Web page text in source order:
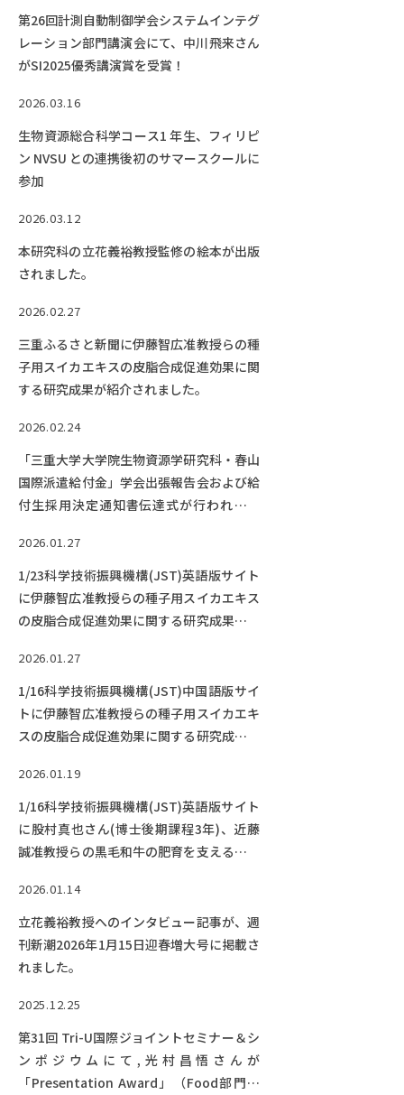
第26回計測自動制御学会システムインテグ
レーション部門講演会にて、中川飛来さん
がSI2025優秀講演賞を受賞！
2026.03.16
生物資源総合科学コース1 年生、フィリピ
ン NVSU との連携後初のサマースクールに
参加
2026.03.12
本研究科の立花義裕教授監修の絵本が出版
されました。
2026.02.27
三重ふるさと新聞に伊藤智広准教授らの種
子用スイカエキスの皮脂合成促進効果に関
する研究成果が紹介されました。
2026.02.24
「三重大学大学院生物資源学研究科・春山
国際派遣給付金」学会出張報告会および給
付生採用決定通知書伝達式が行われまし
2026.01.27
1/23科学技術振興機構(JST)英語版サイト
に伊藤智広准教授らの種子用スイカエキス
の皮脂合成促進効果に関する研究成果が紹
2026.01.27
1/16科学技術振興機構(JST)中国語版サイ
トに伊藤智広准教授らの種子用スイカエキ
スの皮脂合成促進効果に関する研究成果が
2026.01.19
1/16科学技術振興機構(JST)英語版サイト
に股村真也さん(博士後期課程3年)、近藤
誠准教授らの黒毛和牛の肥育を支える新技
2026.01.14
立花義裕教授へのインタビュー記事が、週
刊新潮2026年1月15日迎春増大号に掲載さ
れました。
2025.12.25
第31回 Tri-U国際ジョイントセミナー＆シ
ンポジウムにて,光村昌悟さんが
「Presentation Award」（Food部門）